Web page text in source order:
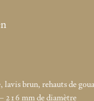
lavis brun, rehauts de
216 mm de diamètre